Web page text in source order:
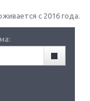
с 2016 года.